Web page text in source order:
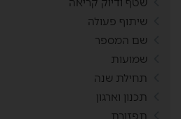
שיתוף פעולה
שם המספר
שמועות
תחילת שנה
תכנון וארגון